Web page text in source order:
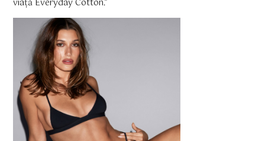
viață Everyday Cotton.”